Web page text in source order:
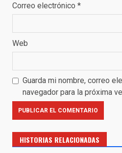
Correo electrónico *
Web
Guarda mi nombre, correo
navegador para la próxima
HISTORIAS RELACIONADAS